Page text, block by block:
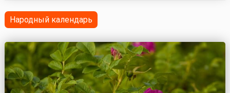
означает «снизошел единородный». Согласно легенде,
Первопрестольн...
Народный календарь